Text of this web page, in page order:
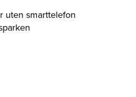
uten smarttelefon